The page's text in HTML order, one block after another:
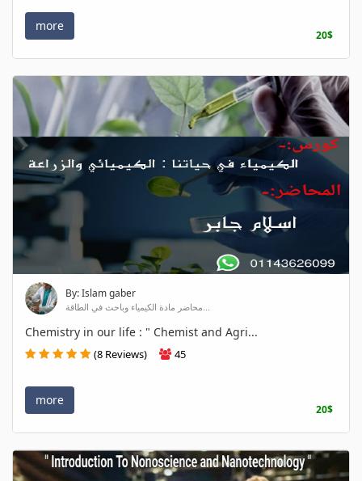
more
20$
By: Islam gaber
محاضر مادة الكيمياء وباحث في الطاقة...
Chemistry in our life : " Chemist and Agri...
(8 Reviews) 45
more
20$